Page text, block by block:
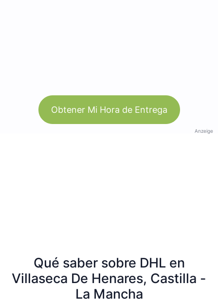
Obtener Mi Hora de Entrega
Anzeige
Qué saber sobre DHL en
Villaseca De Henares, Castilla -
La Mancha